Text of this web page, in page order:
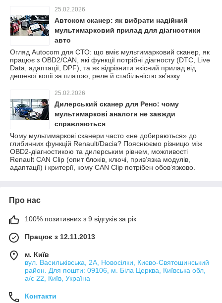
25.02.2026
Автоком сканер: як вибрати надійний
мультимарковий прилад для діагностики
авто
Огляд Autocom для СТО: що вміє мультимарковий сканер, як
працює з OBD2/CAN, які функції потрібні діагносту (DTC, Live
Data, адаптації, DPF), та як відрізнити якісний прилад від
дешевої копії за платою, реле й стабільністю зв’язку.
25.02.2026
Дилерський сканер для Рено: чому
мультимаркові аналоги не завжди
справляються
Чому мультимаркові сканери часто «не добираються» до
глибинних функцій Renault/Dacia? Пояснюємо різницю між
OBD2-діагностикою та дилерським рівнем, можливості
Renault CAN Clip (опит блоків, ключі, прив’язка модулів,
адаптації) і критерії, кому CAN Clip потрібен обов’язково.
Про нас
100% позитивних з 9 відгуків за рік
Працює з 12.11.2013
м. Київ
вул. Васильківська, 2А, Новосілки, Києво-Святошинський
район. Для пошти: 09106, м. Біла Церква, Київська обл,
а/с 22, Київ, Україна
Контакти